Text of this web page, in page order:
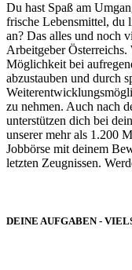
Du hast Spaß am
frische Lebensmittel, du
an? Das alles und noch
Arbeitgeber
Möglichkeit bei
abzustauben und durch
zu nehmen. Auch nach
unterstützen dich bei
unserer mehr als 1.200
Jobbörse mit deinem
letzten Zeugnissen.
DEINE AUFGABEN -